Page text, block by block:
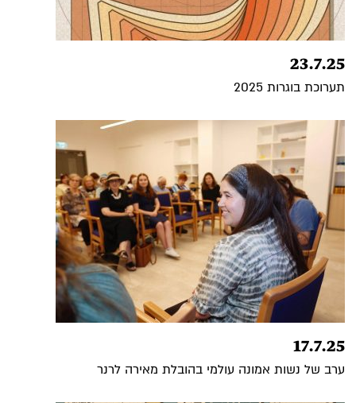
23.7.25
תערוכת בוגרות 2025
17.7.25
ערב של נשות אמונה עולמי בהובלת מאירה לרנר